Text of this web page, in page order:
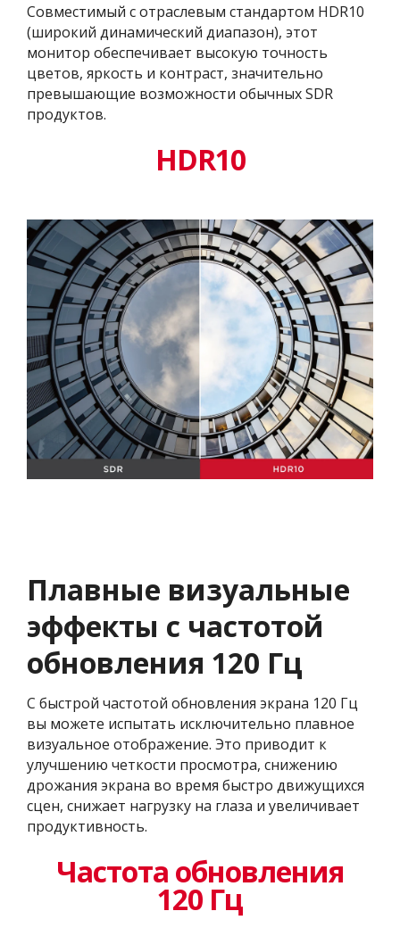
Совместимый с отраслевым стандартом HDR10
(широкий динамический диапазон), этот
монитор обеспечивает высокую точность
цветов, яркость и контраст, значительно
превышающие возможности обычных SDR
продуктов.
HDR10
Плавные визуальные
эффекты с частотой
обновления 120 Гц
С быстрой частотой обновления экрана 120 Гц
вы можете испытать исключительно плавное
визуальное отображение. Это приводит к
улучшению четкости просмотра, снижению
дрожания экрана во время быстро движущихся
сцен, снижает нагрузку на глаза и увеличивает
продуктивность.
Частота обновления
120 Гц